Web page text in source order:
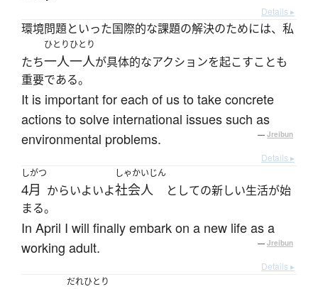
Details ▸
環境問題といった国際的な課題の解決のためには、私
たち
ひとりひとり
一人一人が具体的なアクションを起こすことも
重要である。
It is important for each of us to take concrete
actions to solve international issues such as
environmental problems.
— Jreibun
Details ▸
しがつ
4月 からいよいよ
しゃかいじん
社会人
としての新しい生活が始
まる。
In April I will finally embark on a new life as a
working adult.
— Jreibun
Details ▸
だれひとり